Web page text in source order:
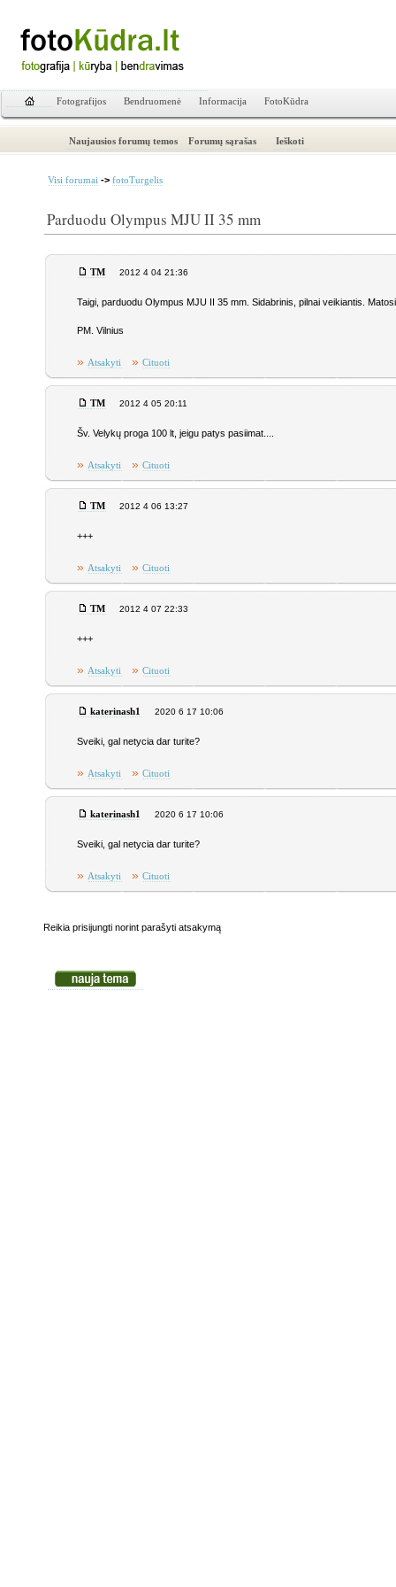
Fotografijos Bendruomenė Informacija FotoKūdra
Naujausios forumų temos Forumų sąrašas Ieškoti
Visi forumai -> fotoTurgelis
Parduodu Olympus MJU II 35 mm
TM 2012 4 04 21:36
Taigi, parduodu Olympus MJU II 35 mm. Sidabrinis, pilnai veikiantis.
PM. Vilnius
» Atsakyti » Cituoti
TM 2012 4 05 20:11
Šv. Velykų proga 100 lt, jeigu patys pasiimat....
» Atsakyti » Cituoti
TM 2012 4 06 13:27
+++
» Atsakyti » Cituoti
TM 2012 4 07 22:33
+++
» Atsakyti » Cituoti
katerinash1 2020 6 17 10:06
Sveiki, gal netycia dar turite?
» Atsakyti » Cituoti
katerinash1 2020 6 17 10:06
Sveiki, gal netycia dar turite?
» Atsakyti » Cituoti
Reikia prisijungti norint parašyti atsakymą